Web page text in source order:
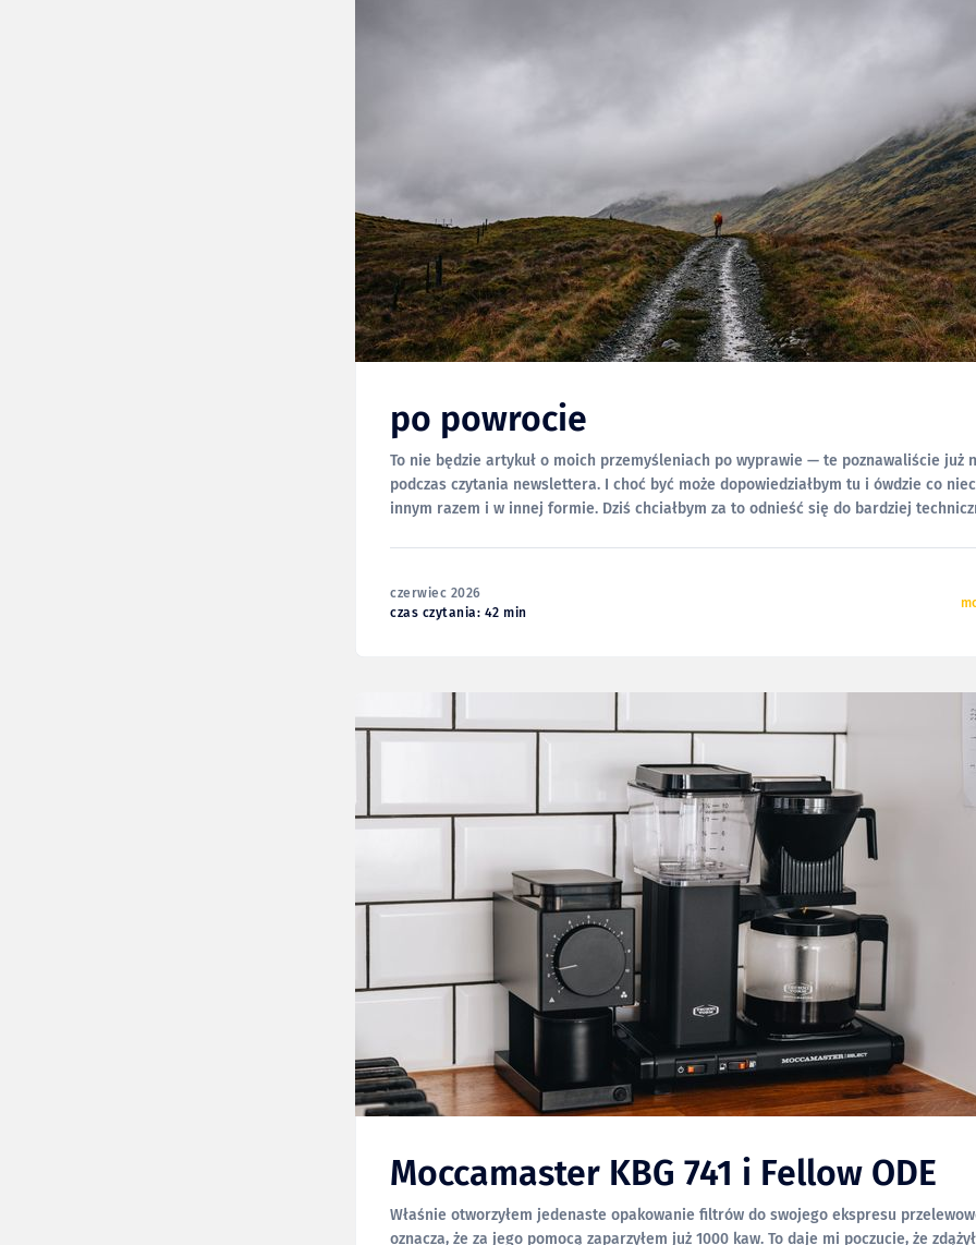
po powrocie
To nie będzie artykuł o moich przemyśleniach po wyprawie — te poznawaliście już
podczas czytania newslettera. I choć być może dopowiedziałbym tu i ówdzie co
innym razem i w innej formie. Dziś chciałbym za to odnieść się do bardziej
czerwiec 2026
czas czytania: 42 min
Moccamaster KBG 741 i Fellow ODE
Właśnie otworzyłem jedenaste opakowanie filtrów do swojego ekspresu
oznacza, że za jego pomocą zaparzyłem już 1000 kaw. To daje mi poczucie, że